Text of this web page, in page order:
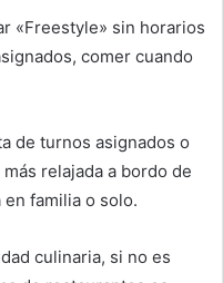
«Freestyle» sin horarios
comer cuando
de turnos asignados o
relajada a bordo de
familia o solo.
culinaria, si no es